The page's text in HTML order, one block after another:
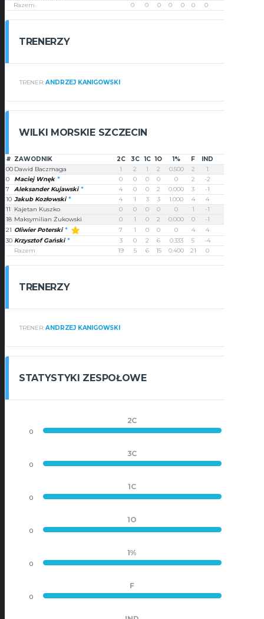
Razem
0 0 0 0 0 0 0
TRENERZY
TRENER:ANDRZEJ KANIGOWSKI
WILKI MORSKIE SZCZECIN
# ZAWODNIK 2C 3C 1C 1O 1% F IND
00 Dawid Baczmaga 1 2 1 2 0.500 2 1
0
Maciej Wnęk 0 0 0 0 0 2 -2
7
Aleksander Kujawski 4 0 0 2 0.000 3 -1
10 Jakub Kozłowski 4 1 3 3 1.000 4 4
11
Kajetan Kuszko 0 0 0 0 0 1 -1
18 Maksymilian Żukowski 0 1 0 2 0.000 0 -1
21 Oliwier Poterski 7 1 0 0 0 4 4
30 Krzysztof Gański 3 0 2 6 0.333 5 -4
Razem
19 5 6 15 0.400 21 0
TRENERZY
TRENER:ANDRZEJ KANIGOWSKI
STATYSTYKI ZESPOŁOWE
2C
0
3C
0
1C
0
1O
0
1%
0
F
0